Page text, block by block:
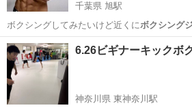
千葉県 旭駅
ボクシングしてみたいけど近くに ボクシング
用ください！ …
千葉 旭市 旭駅 空手/他格闘技
6.26ビギナーキックボ
神奈川県 東神奈川駅